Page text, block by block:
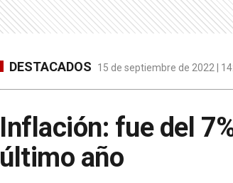
DESTACADOS 15 de septiembre de 2022 |
Inflación: fue del
último año